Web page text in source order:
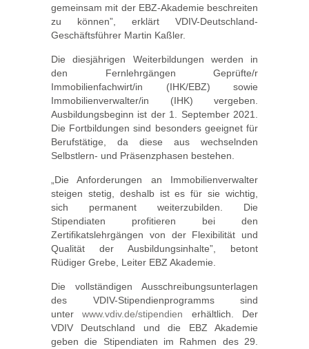
gemeinsam mit der EBZ-Akademie beschreiten
zu können”, erklärt VDIV-Deutschland-
Geschäftsführer Martin Kaßler.
Die diesjährigen Weiterbildungen werden in
den Fernlehrgängen Geprüfte/r
Immobilienfachwirt/in (IHK/EBZ) sowie
Immobilienverwalter/in (IHK) vergeben.
Ausbildungsbeginn ist der 1. September 2021.
Die Fortbildungen sind besonders geeignet für
Berufstätige, da diese aus wechselnden
Selbstlern- und Präsenzphasen bestehen.
„Die Anforderungen an Immobilienverwalter
steigen stetig, deshalb ist es für sie wichtig,
sich permanent weiterzubilden. Die
Stipendiaten profitieren bei den
Zertifikatslehrgängen von der Flexibilität und
Qualität der Ausbildungsinhalte”, betont
Rüdiger Grebe, Leiter EBZ Akademie.
Die vollständigen Ausschreibungsunterlagen
des VDIV-Stipendienprogramms sind
unterwww.vdiv.de/stipendien erhältlich. Der
VDIV Deutschland und die EBZ Akademie
geben die Stipendiaten im Rahmen des 29.